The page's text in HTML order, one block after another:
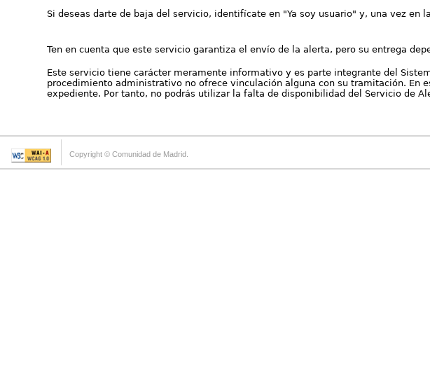
Si deseas darte de baja del servicio, identifícate en "Ya soy usuario" y, una vez en
Ten en cuenta que este servicio garantiza el envío de la alerta, pero su entrega
Este servicio tiene carácter meramente informativo y es parte integrante del
procedimiento administrativo no ofrece vinculación alguna con su tramitación.
expediente. Por tanto, no podrás utilizar la falta de disponibilidad del Servicio de
Copyright © Comunidad de Madrid.